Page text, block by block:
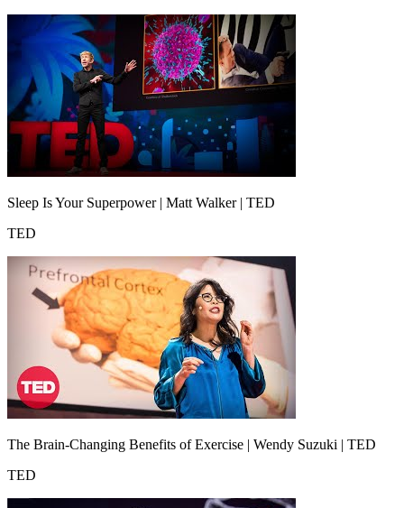
Sleep Is Your Superpower | Matt Walker | TED
TED
The Brain-Changing Benefits of Exercise | Wendy Suzuki | TED
TED